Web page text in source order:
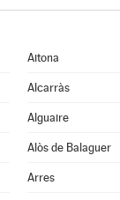
Aitona
Alcarràs
Alguaire
Alòs de Balaguer
Arres